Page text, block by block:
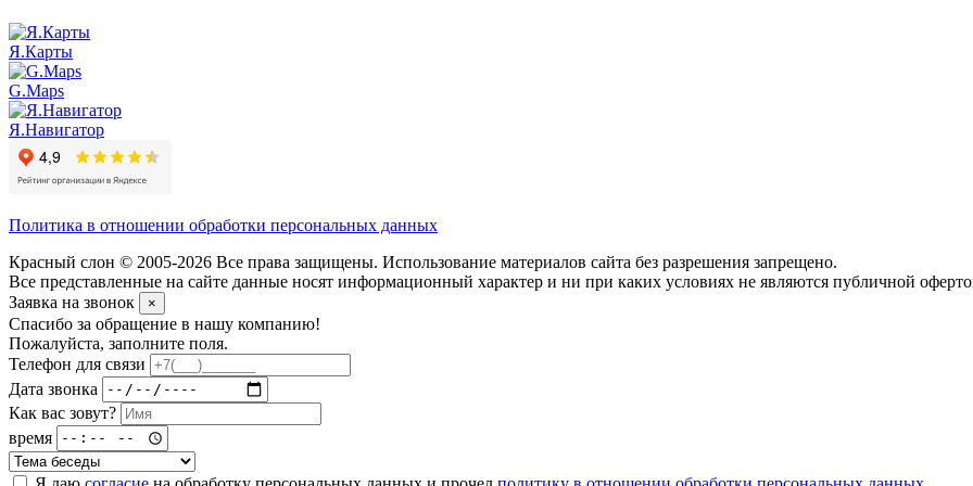
Я.Карты
G.Maps
Я.Навигатор
Политика в отношении обработки персональных данных
Красный слон © 2005-2026 Все права защищены. Использование материалов сайта без разрешения запрещено.
Все представленные на сайте данные носят информационный характер и ни при каких условиях не являются публичной
Заявка на звонок
×
Спасибо за обращение в нашу компанию!
Пожалуйста, заполните поля.
Телефон для связи
Дата звонка
Как вас зовут?
время